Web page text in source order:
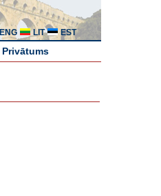
ENG LIT EST
Privātums